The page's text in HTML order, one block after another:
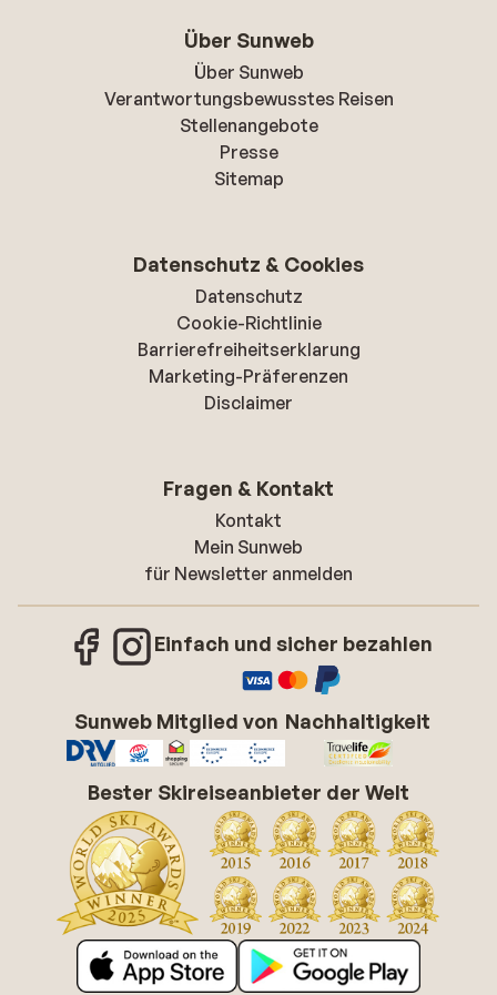
Über Sunweb
Über Sunweb
Verantwortungsbewusstes Reisen
Stellenangebote
Presse
Sitemap
Datenschutz & Cookies
Datenschutz
Cookie-Richtlinie
Barrierefreiheitserklarung
Marketing-Präferenzen
Disclaimer
Fragen & Kontakt
Kontakt
Mein Sunweb
für Newsletter anmelden
Einfach und sicher bezahlen
Sunweb Mitglied von Nachhaltigkeit
Bester Skireiseanbieter der Welt